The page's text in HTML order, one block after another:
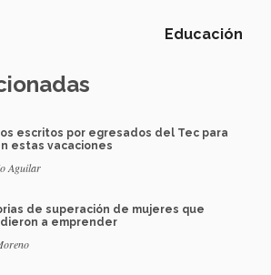
Educación
escritos por egresados del Tec para
estas vacaciones
Aguilar
de superación de mujeres que
a emprender